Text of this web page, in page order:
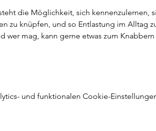
die Möglichkeit, sich kennenzulernen,
zu knüpfen, und so Entlastung im Alltag
wer mag, kann gerne etwas zum
und funktionalen Cookie-